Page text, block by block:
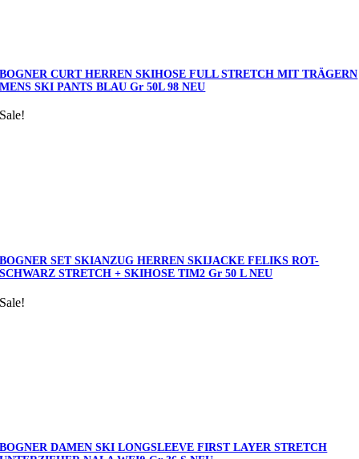
BOGNER CURT HERREN SKIHOSE FULL STRETCH MIT TRÄGERN
MENS SKI PANTS BLAU Gr 50L 98 NEU
Sale!
BOGNER SET SKIANZUG HERREN SKIJACKE FELIKS ROT-
SCHWARZ STRETCH + SKIHOSE TIM2 Gr 50 L NEU
Sale!
BOGNER DAMEN SKI LONGSLEEVE FIRST LAYER STRETCH